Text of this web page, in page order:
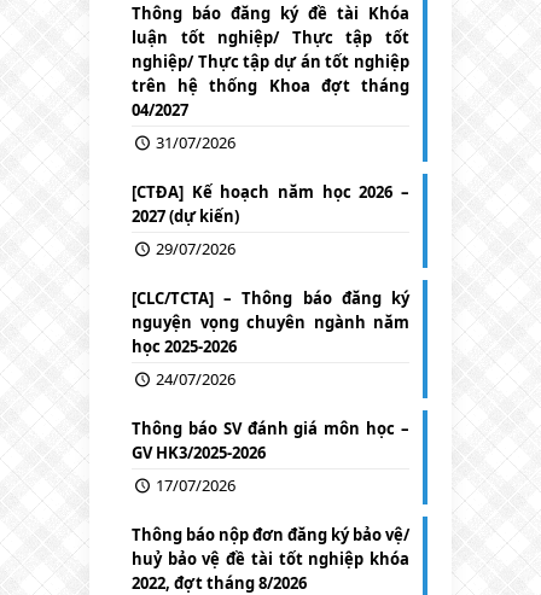
Thông báo đăng ký đề tài Khóa
luận tốt nghiệp/ Thực tập tốt
nghiệp/ Thực tập dự án tốt nghiệp
trên hệ thống Khoa đợt tháng
04/2027
31/07/2026
[CTĐA] Kế hoạch năm học 2026 –
2027 (dự kiến)
29/07/2026
[CLC/TCTA] – Thông báo đăng ký
nguyện vọng chuyên ngành năm
học 2025-2026
24/07/2026
Thông báo SV đánh giá môn học –
GV HK3/2025-2026
17/07/2026
Thông báo nộp đơn đăng ký bảo vệ/
huỷ bảo vệ đề tài tốt nghiệp khóa
2022, đợt tháng 8/2026